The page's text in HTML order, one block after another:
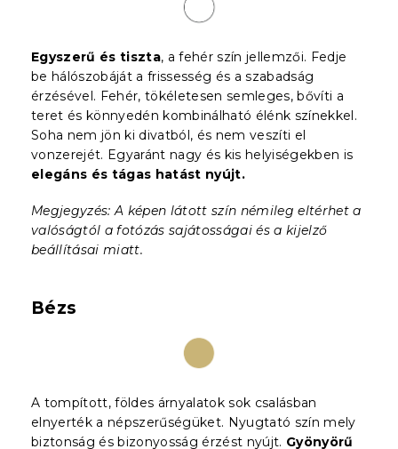
Egyszerű és tiszta, a fehér szín jellemzői. Fedje
be hálószobáját a frissesség és a szabadság
érzésével. Fehér, tökéletesen semleges, bővíti a
teret és könnyedén kombinálható élénk színekkel.
Soha nem jön ki divatból, és nem veszíti el
vonzerejét. Egyaránt nagy és kis helyiségekben is
elegáns és tágas hatást nyújt.
Megjegyzés: A képen látott szín némileg eltérhet a
valóságtól a fotózás sajátosságai és a kijelző
beállításai miatt.
Bézs
A tompított, földes árnyalatok sok csalásban
elnyerték a népszerűségüket. Nyugtató szín mely
biztonság és bizonyosság érzést nyújt. Gyönyörű